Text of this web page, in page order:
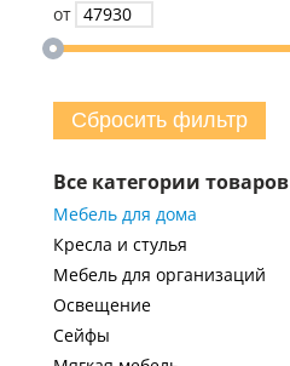
от
Сбросить фильтр
Все категории товаров
Мебель для дома
Кресла и стулья
Мебель для организаций
Освещение
Сейфы